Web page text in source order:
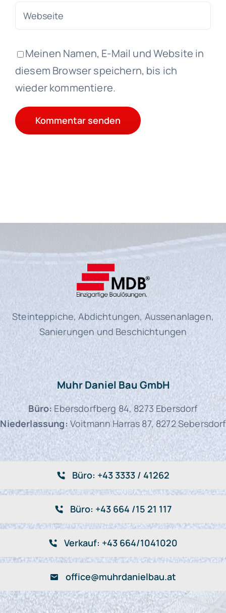
Meinen Namen, E-Mail und Website in
diesem Browser speichern, bis ich
wieder kommentiere.
Steinteppiche, Abdichtungen, Aussenanlagen,
Sanierungen und Beschichtungen
Muhr Daniel Bau GmbH
Büro: Ebersdorfberg 84, 8273 Ebersdorf
Niederlassung: Voitmann Harras 87, 8272 Sebersdorf
Büro: +43 3333 / 41262
Büro: +43 664 /15 21 117
Verkauf: +43 664/1041020
office@muhrdanielbau.at